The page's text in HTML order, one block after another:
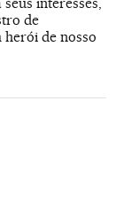
interesses,
de
de nosso